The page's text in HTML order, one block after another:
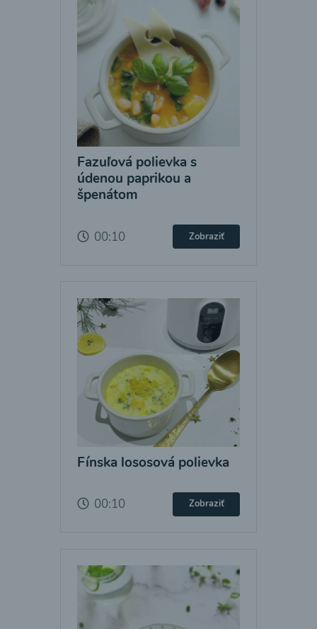
Fazuľová polievka s
údenou paprikou a
špenátom
00:10 Zobraziť
Fínska lososová polievka
00:10 Zobraziť